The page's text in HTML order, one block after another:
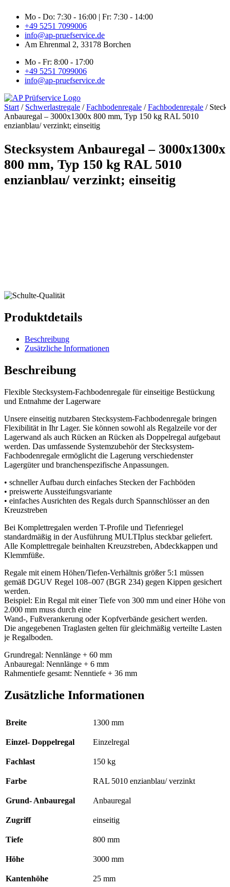
Inhalt
springen
Mo - Do: 7:30 - 16:00 | Fr: 7:30 - 14:00
+49 5251 7099006
info@ap-pruefservice.de
Am Ehrenmal 2, 33178 Borchen
Mo - Fr: 8:00 - 17:00
+49 5251 7099006
info@ap-pruefservice.de
Start / Schwerlastregale /Fachbodenregale /Fachbodenregale /
Anbauregal – 3000x1300x 800 mm, Typ 150 kg RAL 5010
enzianblau/ verzinkt; einseitig
Stecksystem Anbauregal – 3000x1300x
800 mm, Typ 150 kg RAL 5010
enzianblau/ verzinkt; einseitig
Produktdetails
Beschreibung
Zusätzliche Informationen
Beschreibung
Flexible Stecksystem-Fachbodenregale für einseitige Bestückung
und Entnahme der Lagerware
Unsere einseitig nutzbaren Stecksystem-Fachbodenregale bringen
Flexibilität in Ihr Lager. Sie können sowohl als Regalzeile vor der
Lagerwand als auch Rücken an Rücken als Doppelregal aufgebaut
werden. Das umfassende Systemzubehör der Stecksystem-
Fachbodenregale ermöglicht die Lagerung verschiedenster
Lagergüter und branchenspezifische Anpassungen.
• schneller Aufbau durch einfaches Stecken der Fachböden
• preiswerte Aussteifungsvariante
• einfaches Ausrichten des Regals durch Spannschlösser an den
Kreuzstreben
Bei Komplettregalen werden T-Profile und Tiefenriegel
standardmäßig in der Ausführung MULTIplus steckbar geliefert.
Alle Komplettregale beinhalten Kreuzstreben, Abdeckkappen und
Klemmfüße.
Regale mit einem Höhen/Tiefen-Verhältnis größer 5:1 müssen
gemäß DGUV Regel 108–007 (BGR 234) gegen Kippen gesichert
werden.
Beispiel: Ein Regal mit einer Tiefe von 300 mm und einer Höhe von
2.000 mm muss durch eine
Wand-, Fußverankerung oder Kopfverbände gesichert werden.
Die angegebenen Traglasten gelten für gleichmäßig verteilte Lasten
je Regalboden.
Grundregal: Nennlänge + 60 mm
Anbauregal: Nennlänge + 6 mm
Rahmentiefe gesamt: Nenntiefe + 36 mm
Zusätzliche Informationen
Breite 1300 mm
Einzel- Doppelregal Einzelregal
Fachlast 150 kg
Farbe RAL 5010 enzianblau/ verzinkt
Grund- Anbauregal Anbauregal
Zugriff einseitig
Tiefe 800 mm
Höhe 3000 mm
Kantenhöhe 25 mm